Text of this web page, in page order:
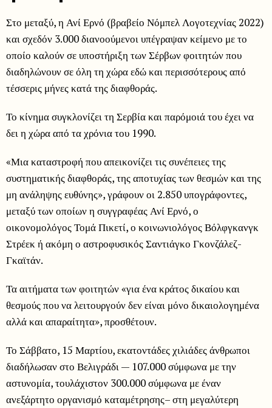
Στο μεταξύ, η Ανί Ερνό (βραβείο Νόμπελ Λογοτεχνίας 2022)
και σχεδόν 3.000 διανοούμενοι υπέγραψαν κείμενο με το
οποίο καλούν σε υποστήριξη των Σέρβων φοιτητών που
διαδηλώνουν σε όλη τη χώρα εδώ και περισσότερους από
τέσσερις μήνες κατά της διαφθοράς.
Το κίνημα συγκλονίζει τη Σερβία και παρόμοιά του έχει να
δει η χώρα από τα χρόνια του 1990.
«Μια καταστροφή που απεικονίζει τις συνέπειες της
συστηματικής διαφθοράς, της αποτυχίας των θεσμών και της
μη ανάληψης ευθύνης», γράφουν οι 2.850 υπογράφοντες,
μεταξύ των οποίων η συγγραφέας Ανί Ερνό, ο
οικονομολόγος Τομά Πικετί, ο κοινωνιολόγος Βόλφγκανγκ
Στρέεκ ή ακόμη ο αστροφυσικός Σαντιάγκο Γκονζάλεζ-
Γκαϊτάν.
Τα αιτήματα των φοιτητών «για ένα κράτος δικαίου και
θεσμούς που να λειτουργούν δεν είναι μόνο δικαιολογημένα
αλλά και απαραίτητα», προσθέτουν.
Το Σάββατο, 15 Μαρτίου, εκατοντάδες χιλιάδες άνθρωποι
διαδήλωσαν στο Βελιγράδι — 107.000 σύμφωνα με την
αστυνομία, τουλάχιστον 300.000 σύμφωνα με έναν
ανεξάρτητο οργανισμό καταμέτρησης– στη μεγαλύτερη